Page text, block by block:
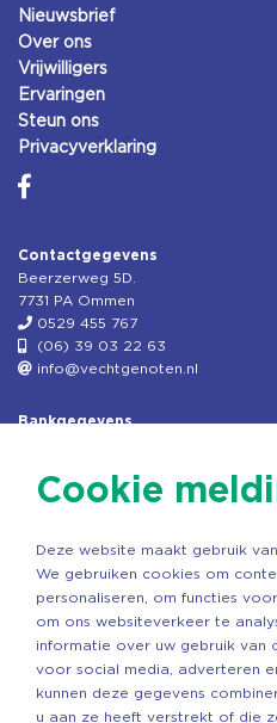
Nieuwsbrief
Over ons
Vrijwilligers
Ervaringen
Steun ons
Privacyverklaring
Contactgegevens
Beerzerweg 5D.
7731 PA Ommen
0529 455 767
(06) 39 03 22 63
info@vechtgenoten.nl
Bankgegevens
Rek.nr: NL85RABO0127579230
Copyright ©2026 Vechtgenoten
Cookie
Deze website maakt gebruik
We gebruiken cookies om
personaliseren, om functies
om ons websiteverkeer te
informatie over uw gebruik van
voor social media, adverteren
kunnen deze gegevens
u aan ze heeft verstrekt of die